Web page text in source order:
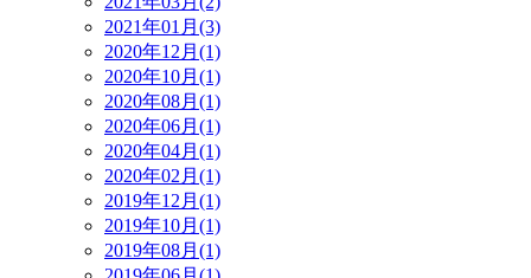
2021年01月(3)
2020年12月(1)
2020年10月(1)
2020年08月(1)
2020年06月(1)
2020年04月(1)
2020年02月(1)
2019年12月(1)
2019年10月(1)
2019年08月(1)